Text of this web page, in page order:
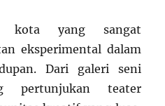
kota yang sangat
eksperimental dalam
Dari galeri seni
pertunjukan teater